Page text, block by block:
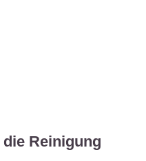
Reinigung